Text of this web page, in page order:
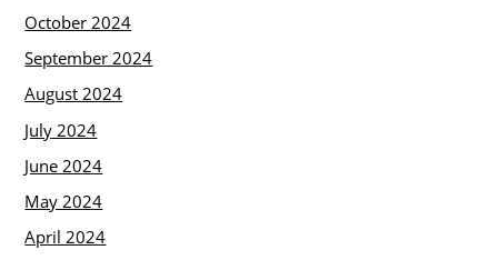
October 2024
September 2024
August 2024
July 2024
June 2024
May 2024
April 2024